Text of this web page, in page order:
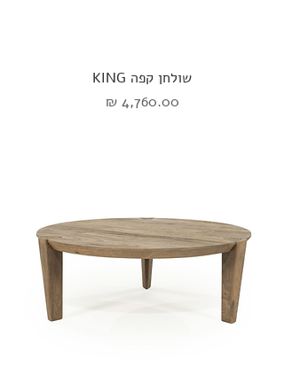
שולחן קפה KING
מחיר